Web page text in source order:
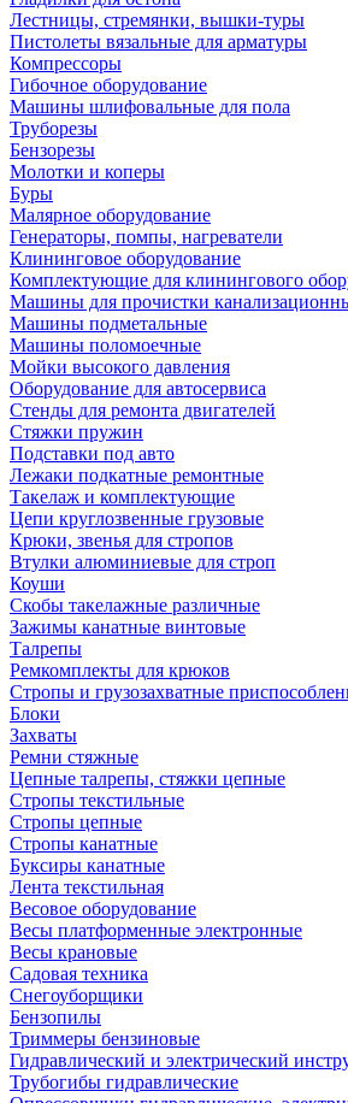
Лестницы, стремянки, вышки-туры
Пистолеты вязальные для арматуры
Компрессоры
Гибочное оборудование
Машины шлифовальные для пола
Труборезы
Бензорезы
Молотки и коперы
Буры
Малярное оборудование
Генераторы, помпы, нагреватели
Клининговое оборудование
Комплектующие для клинингового
Машины для прочистки
Машины подметальные
Машины поломоечные
Мойки высокого давления
Оборудование для автосервиса
Стенды для ремонта двигателей
Стяжки пружин
Подставки под авто
Лежаки подкатные ремонтные
Такелаж и комплектующие
Цепи круглозвенные грузовые
Крюки, звенья для стропов
Втулки алюминиевые для строп
Коуши
Скобы такелажные различные
Зажимы канатные винтовые
Талрепы
Ремкомплекты для крюков
Стропы и грузозахватные
Блоки
Захваты
Ремни стяжные
Цепные талрепы, стяжки цепные
Стропы текстильные
Стропы цепные
Стропы канатные
Буксиры канатные
Лента текстильная
Весовое оборудование
Весы платформенные электронные
Весы крановые
Садовая техника
Снегоуборщики
Бензопилы
Триммеры бензиновые
Гидравлический и электрический
Трубогибы гидравлические